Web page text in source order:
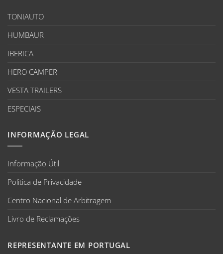
TONIAUTO
HUMBAUR
IBERICA
HERO CAMPER
VESTA TRAILERS
ESPECIAIS
INFORMAÇÃO LEGAL
Informação Útil
Politica de Privacidade
Centro Nacional de Arbitragem
Livro de Reclamações
REPRESENTANTE EM PORTUGAL